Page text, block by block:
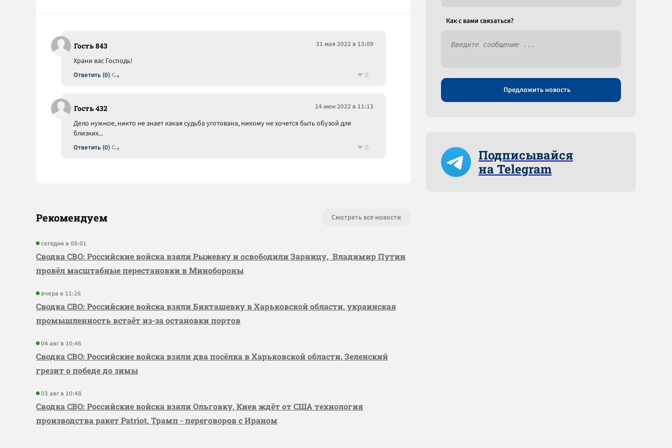
Гость 843 31 мая 2022 в 13:09
Ответить (0)
Храни вас Господь!
0
Гость 432 14 июн 2022 в 11:13
Ответить (0)
Дело нужное, никто не знает какая судьба уготована, никому не хочется быть обузой для
близких...
0
Рекомендуем Смотреть все новости
сегодня в 08:01
Сводка СВО: Российские войска взяли Рыжевку и освободили Зарницу, Владимир Путин
провёл масштабные перестановки в Минобороны
вчера в 11:26
Сводка СВО: Российские войска взяли Бикташевку в Харьковской области, украинская
промышленность встаёт из-за остановки портов
04 авг в 10:46
Сводка СВО: Российские войска взяли два посёлка в Харьковской области, Зеленский
грезит о победе до зимы
03 авг в 10:48
Сводка СВО: Российские войска взяли Ольговку, Киев ждёт от США технология
производства ракет Patriot, Трамп - переговоров с Ираном
Как c вами связаться?
Предложить новость
Подписывайся
на Telegram